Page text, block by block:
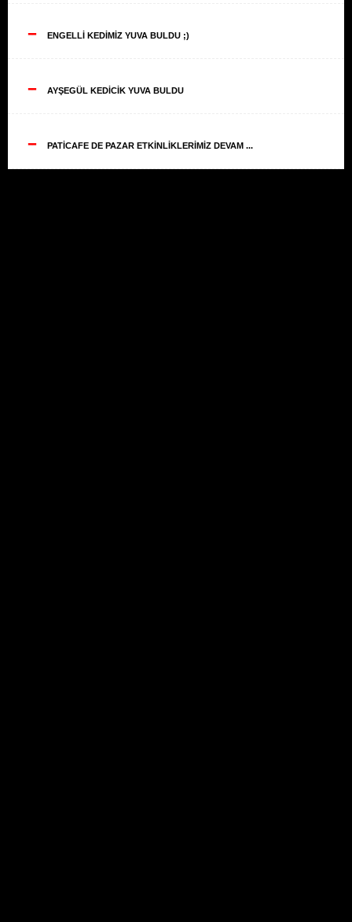
-- ENGELLİ KEDİMİZ YUVA BULDU ;)
-- AYŞEGÜL KEDİCİK YUVA BULDU
-- PATİCAFE DE PAZAR ETKİNLİKLERİMİZ DEVAM ...